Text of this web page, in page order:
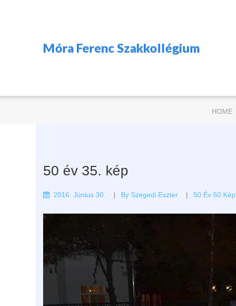
Móra Ferenc Szakkollégium
HOME
50 év 35. kép
2016. Június 30. By Szegedi.eszter 50 Év 50 Kép